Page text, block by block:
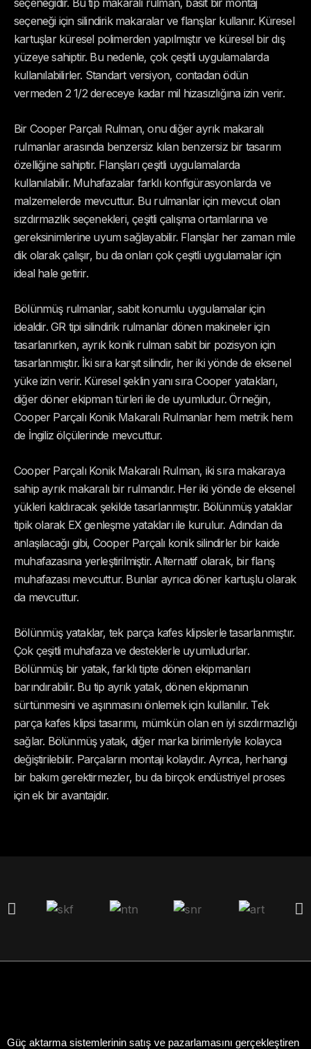
seçeneğidir. Bu tip makaralı rulman, basit bir montaj
seçeneği için silindirik makaralar ve flanşlar kullanır. Küresel
kartuşlar küresel polimerden yapılmıştır ve küresel bir dış
yüzeye sahiptir. Bu nedenle, çok çeşitli uygulamalarda
kullanılabilirler. Standart versiyon, contadan ödün
vermeden 2 1/2 dereceye kadar mil hizasızlığına izin verir.
Bir Cooper Parçalı Rulman, onu diğer ayrık makaralı
rulmanlar arasında benzersiz kılan benzersiz bir tasarım
özelliğine sahiptir. Flanşları çeşitli uygulamalarda
kullanılabilir. Muhafazalar farklı konfigürasyonlarda ve
malzemelerde mevcuttur. Bu rulmanlar için mevcut olan
sızdırmazlık seçenekleri, çeşitli çalışma ortamlarına ve
gereksinimlerine uyum sağlayabilir. Flanşlar her zaman mile
dik olarak çalışır, bu da onları çok çeşitli uygulamalar için
ideal hale getirir.
Bölünmüş rulmanlar, sabit konumlu uygulamalar için
idealdir. GR tipi silindirik rulmanlar dönen makineler için
tasarlanırken, ayrık konik rulman sabit bir pozisyon için
tasarlanmıştır. İki sıra karşıt silindir, her iki yönde de eksenel
yüke izin verir. Küresel şeklin yanı sıra Cooper yatakları,
diğer döner ekipman türleri ile de uyumludur. Örneğin,
Cooper Parçalı Konik Makaralı Rulmanlar hem metrik hem
de İngiliz ölçülerinde mevcuttur.
Cooper Parçalı Konik Makaralı Rulman, iki sıra makaraya
sahip ayrık makaralı bir rulmandır. Her iki yönde de eksenel
yükleri kaldıracak şekilde tasarlanmıştır. Bölünmüş yataklar
tipik olarak EX genleşme yatakları ile kurulur. Adından da
anlaşılacağı gibi, Cooper Parçalı konik silindirler bir kaide
muhafazasına yerleştirilmiştir. Alternatif olarak, bir flanş
muhafazası mevcuttur. Bunlar ayrıca döner kartuşlu olarak
da mevcuttur.
Bölünmüş yataklar, tek parça kafes klipslerle tasarlanmıştır.
Çok çeşitli muhafaza ve desteklerle uyumludurlar.
Bölünmüş bir yatak, farklı tipte dönen ekipmanları
barındırabilir. Bu tip ayrık yatak, dönen ekipmanın
sürtünmesini ve aşınmasını önlemek için kullanılır. Tek
parça kafes klipsi tasarımı, mümkün olan en iyi sızdırmazlığı
sağlar. Bölünmüş yatak, diğer marka birimleriyle kolayca
değiştirilebilir. Parçaların montajı kolaydır. Ayrıca, herhangi
bir bakım gerektirmezler, bu da birçok endüstriyel proses
için ek bir avantajdır.
Güç aktarma sistemlerinin satış ve pazarlamasını gerçekleştiren